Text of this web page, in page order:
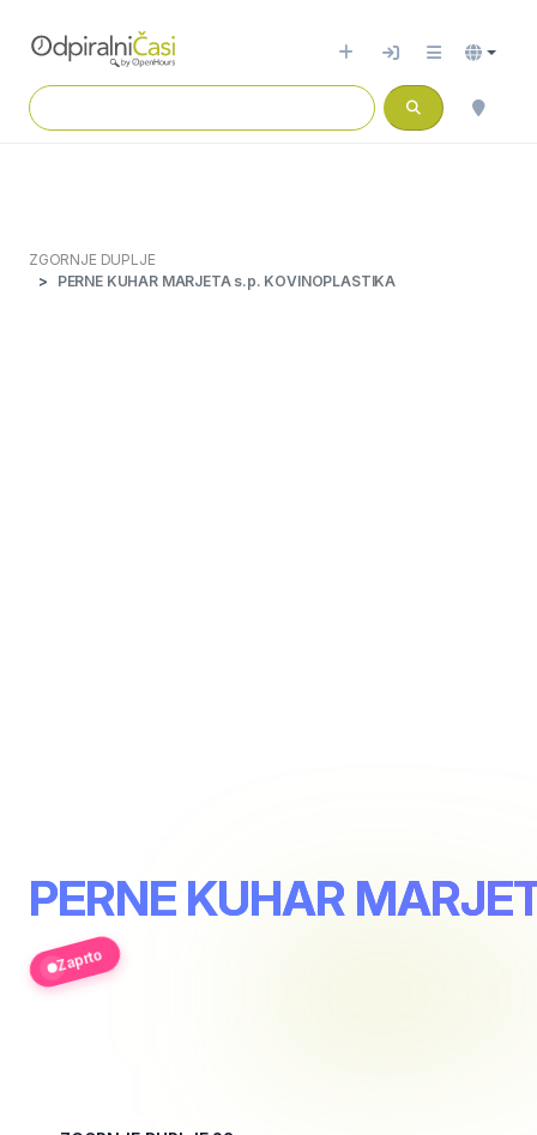
ZGORNJE DUPLJE
PERNE KUHAR MARJETA s.p. KOVINOPLASTIKA
PERNE KUHAR
Zaprto